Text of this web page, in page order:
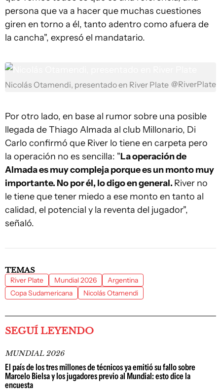
persona que va a hacer que muchas cuestiones
giren en torno a él, tanto adentro como afuera de
la cancha", expresó el mandatario.
Nicolás Otamendi, presentado en River Plate @RiverPlate
Por otro lado, en base al rumor sobre una posible
llegada de Thiago Almada al club Millonario, Di
Carlo confirmó que River lo tiene en carpeta pero
la operación no es sencilla: "La operación de
Almada es muy compleja porque es un monto muy
importante. No por él, lo digo en general. River no
le tiene que tener miedo a ese monto en tanto al
calidad, el potencial y la reventa del jugador",
señaló.
TEMAS
River Plate Mundial 2026
Argentina
Copa Sudamericana
Nicolás Otamendi
SEGUÍ LEYENDO
MUNDIAL 2026
El país de los tres millones de técnicos ya emitió su fallo sobre
Marcelo Bielsa y los jugadores previo al Mundial: esto dice la
encuesta